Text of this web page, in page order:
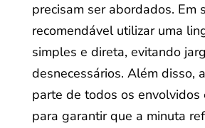
precisam ser abordados. Em
recomendável utilizar uma
simples e direta, evitando
desnecessários. Além disso,
parte de todos os envolvidos
para garantir que a minuta